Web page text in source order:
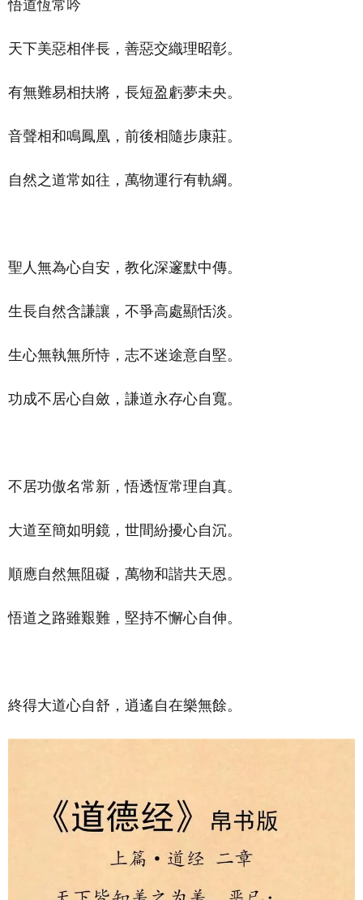
悟道恆常吟
天下美惡相伴長，善惡交織理昭彰。
有無難易相扶將，長短盈虧夢未央。
音聲相和鳴鳳凰，前後相隨步康莊。
自然之道常如往，萬物運行有軌綱。
聖人無為心自安，教化深邃默中傳。
生長自然含謙讓，不爭高處顯恬淡。
生心無執無所恃，志不迷途意自堅。
功成不居心自斂，謙道永存心自寬。
不居功傲名常新，悟透恆常理自真。
大道至簡如明鏡，世間紛擾心自沉。
順應自然無阻礙，萬物和諧共天恩。
悟道之路雖艱難，堅持不懈心自伸。
終得大道心自舒，逍遙自在樂無餘。